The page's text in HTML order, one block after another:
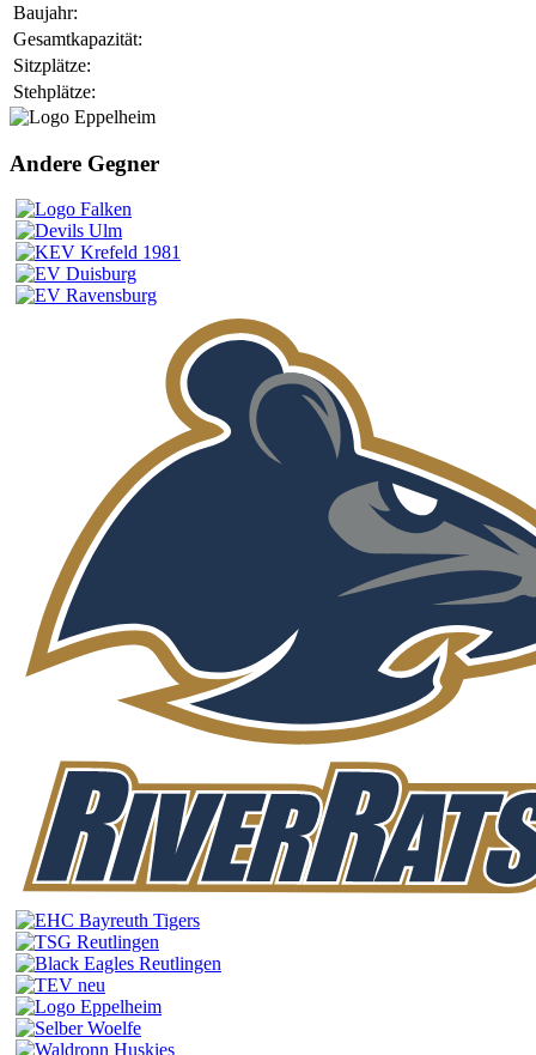
Baujahr:
Gesamtkapazität:
Sitzplätze:
Stehplätze:
Andere Gegner